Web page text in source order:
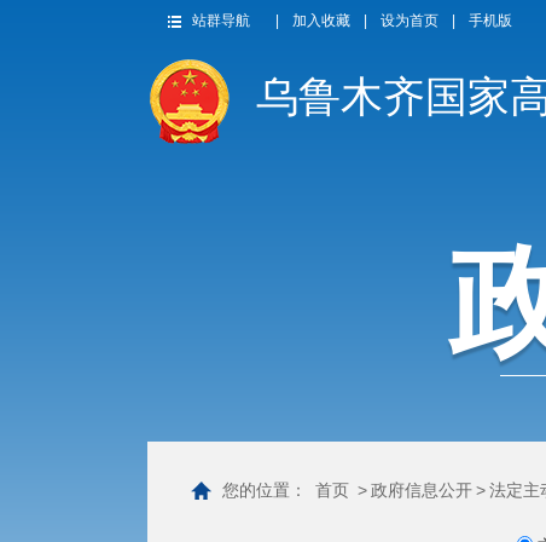
站群导航 加入收藏 设为首页 手机版
乌鲁木齐国家
您的位置： 首页 >政府信息公开>法定主